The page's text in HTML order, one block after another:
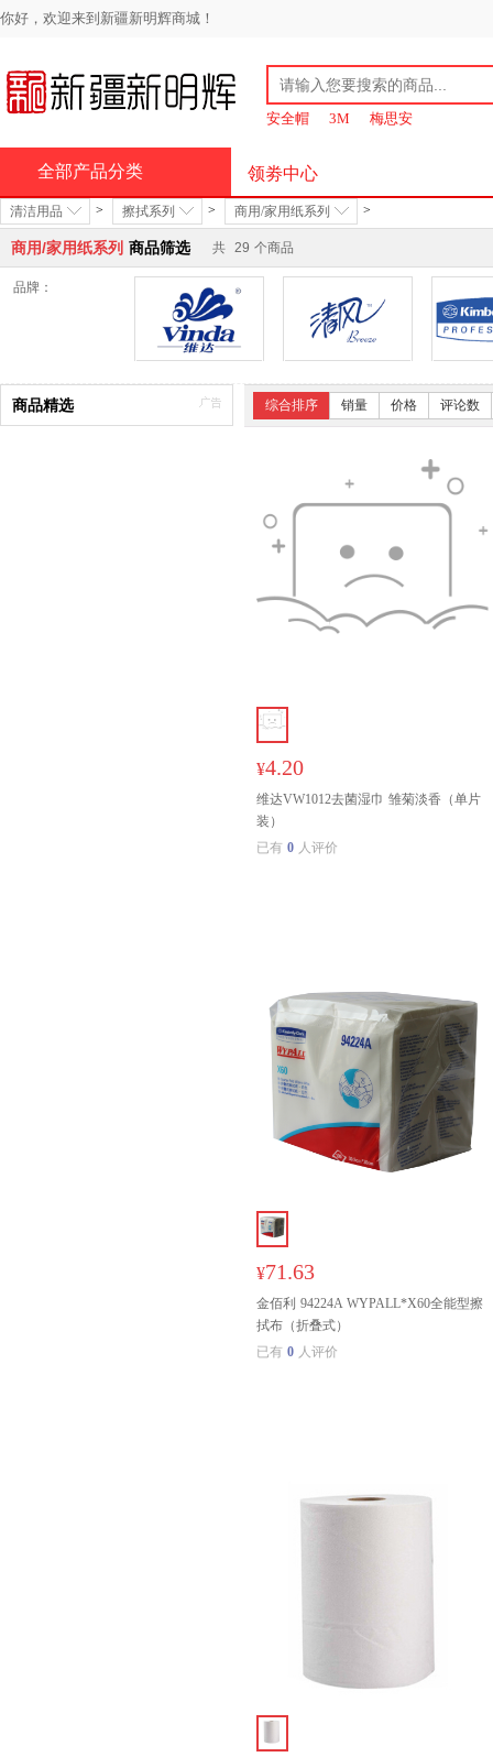
你好，欢迎来到新疆新明辉商城！
安全帽 3M 梅思安
领劵中心
全部产品分类
清洁用品 > 擦拭系列 > 商用/家用纸系列 >
商用/家用纸系列 商品筛选 共 29 个商品
品牌：
维达 清风
商品精选 综合排序 销量 价格 评论数
¥4.20
维达VW1012去菌湿巾 雏菊淡香（单片
装）
已有 0 人评价
¥71.63
金佰利 94224A WYPALL*X60全能型擦
拭布（折叠式）
已有 0 人评价